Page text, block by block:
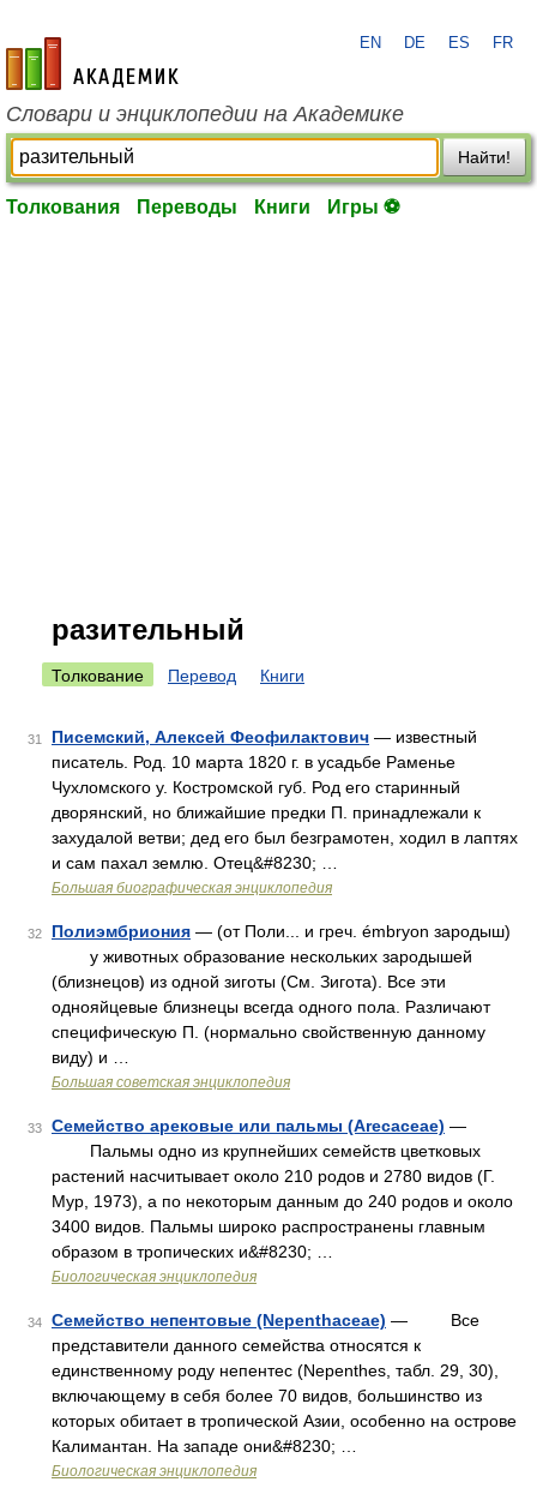
academic.ru
EN DE ES FR
Словари и энциклопедии на Академике
Найти!
Толкования Переводы Книги Игры ⚽
разительный
Толкование Перевод Книги
31 Писемский, Алексей Феофилактович — известный
писатель. Род. 10 марта 1820 г. в усадьбе Раменье
Чухломского у. Костромской губ. Род его старинный
дворянский, но ближайшие предки П. принадлежали к
захудалой ветви; дед его был безграмотен, ходил в лаптях
и сам пахал землю. Отец&#8230; …
Большая биографическая энциклопедия
32 Полиэмбриония — (от Поли... и греч. émbryon зародыш)
у животных образование нескольких зародышей
(близнецов) из одной зиготы (См. Зигота). Все эти
однояйцевые близнецы всегда одного пола. Различают
специфическую П. (нормально свойственную данному
виду) и …
Большая советская энциклопедия
33 Семейство арековые или пальмы (Arecaceae) —
Пальмы одно из крупнейших семейств цветковых
растений насчитывает около 210 родов и 2780 видов (Г.
Мур, 1973), а по некоторым данным до 240 родов и около
3400 видов. Пальмы широко распространены главным
образом в тропических и&#8230; …
Биологическая энциклопедия
34 Семейство непентовые (Nepenthaceae) — Все
представители данного семейства относятся к
единственному роду непентес (Nepenthes, табл. 29, 30),
включающему в себя более 70 видов, большинство из
которых обитает в тропической Азии, особенно на острове
Калимантан. На западе они&#8230; …
Биологическая энциклопедия